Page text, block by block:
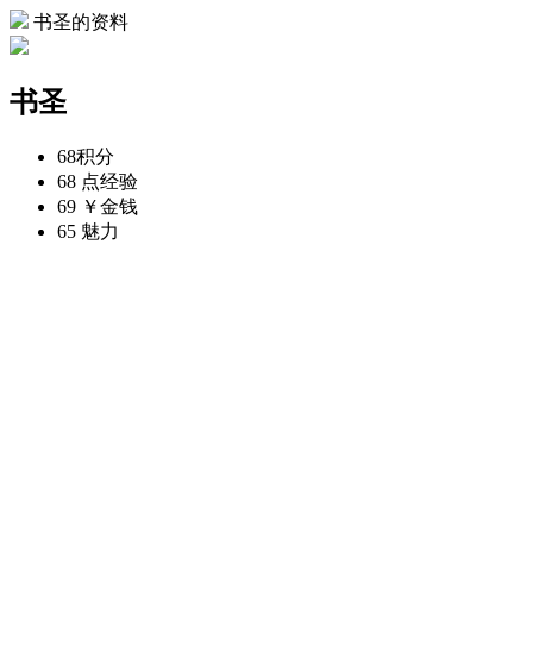
书圣的资料
书圣
68积分
68 点经验
69 ￥金钱
65 魅力